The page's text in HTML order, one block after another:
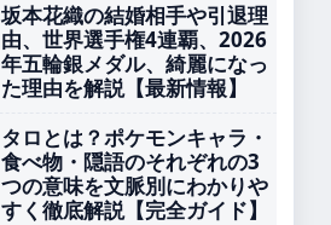
坂本花織の結婚相手や引退理
由、世界選手権4連覇、2026
年五輪銀メダル、綺麗になっ
た理由を解説【最新情報】
タロとは？ポケモンキャラ・
食べ物・隠語のそれぞれの3
つの意味を文脈別にわかりや
すく徹底解説【完全ガイド】